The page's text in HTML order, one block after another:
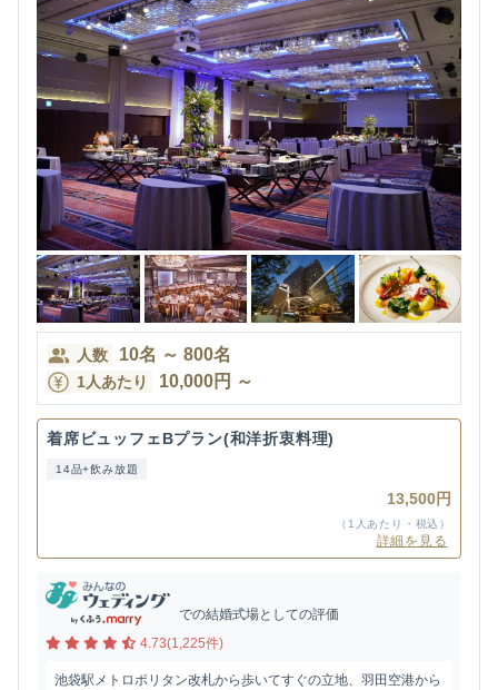
人数 10名 ～ 800名
1人あたり 10,000円 ～
着席ビュッフェBプラン(和洋折衷料理)
14品+飲み放題
13,500円
（1人あたり・税込）
詳細を見る
での結婚式場としての評価
4.73(1,225件)
池袋駅メトロポリタン改札から歩いてすぐの立地、羽田空港から